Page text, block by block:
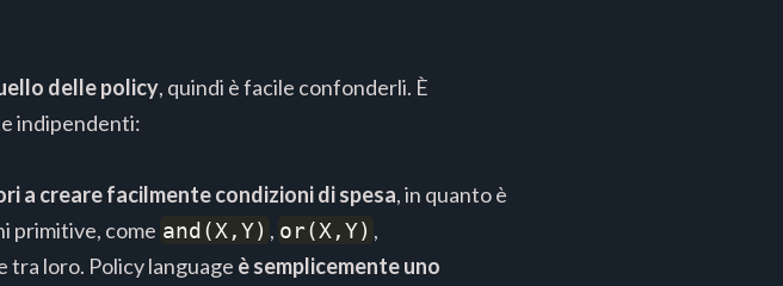
delle policy, quindi è facile confonderli. È
indipendenti:
a creare facilmente condizioni di spesa, in quanto è
primitive, come and(X,Y) , or(X,Y) ,
tra loro. Policy language è semplicemente uno